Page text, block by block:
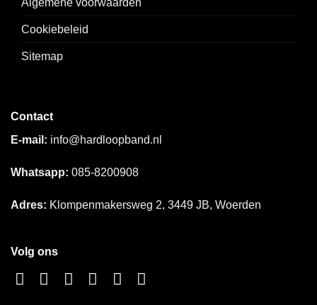
Algemene voorwaarden
Cookiebeleid
Sitemap
Contact
E-mail: info@hardloopband.nl
Whatsapp: 085-8200908
Adres: Klompenmakersweg 2, 3449 JB, Woerden
Volg ons